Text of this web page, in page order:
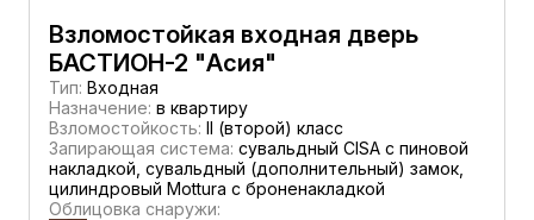
Взломостойкая входная дверь
БАСТИОН-2 "Асия"
Тип: Входная
Назначение: в квартиру
Взломостойкость: II (второй) класс
Запирающая система: сувальдный CISA c пиновой
накладкой, сувальдный (дополнительный) замок,
цилиндровый Mottura с броненакладкой
Облицовка снаружи: